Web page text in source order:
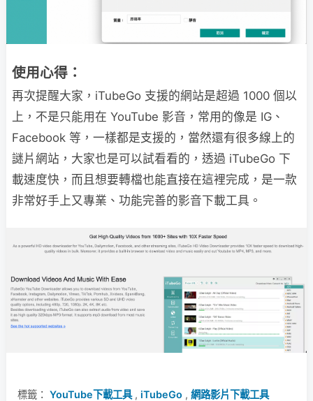
使用心得：
再次提醒大家，iTubeGo 支援的網站是超過 1000 個以
上，不是只能用在 YouTube 影音，常用的像是 IG、
Facebook 等，一樣都是支援的，當然還有很多線上的
謎片網站，大家也是可以試看看的，透過 iTubeGo 下
載速度快，而且想要轉檔也能直接在這裡完成，是一款
非常好手上又專業、功能完善的影音下載工具。
標籤： YouTube下載工具, iTubeGo , 網路影片下載工具